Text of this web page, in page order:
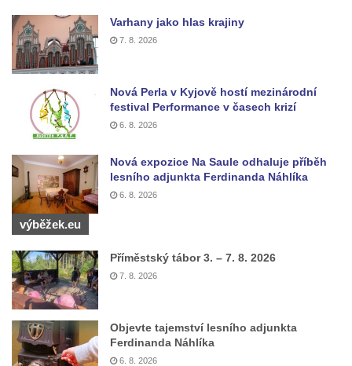
Českých Budějovicích
Socha svatého Václava u pramene v
Semilech
Pamětní deska Tomáše Garrigue Masaryka
na radnici v Českých Budějovicích
Pamětní deska na biskupské rezidenci v
Českých Budějovicích
Pamětní deska Josefa Hloucha na
biskupské rezidenci v Českých
Budějovicích
Kamenném Újezdě
Pamětní kámen družebních obcí Kamenný
Újezd a Krauchthal v parku na Náměstí v
Kamenném Újezdě
Socha na náměstí J. V. Kamarýta ve
Varhany jako hlas krajiny
7. 8. 2026
Nová Perla v Kyjově hostí mezinárodní
festival Performance v časech krizí
6. 8. 2026
Nová expozice Na Saule odhaluje příběh
lesního adjunkta Ferdinanda Náhlíka
6. 8. 2026
výběžek.eu
Příměstský tábor 3. – 7. 8. 2026
7. 8. 2026
Objevte tajemství lesního adjunkta
Ferdinanda Náhlíka
6. 8. 2026